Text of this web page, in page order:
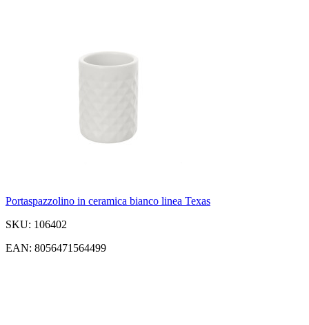
Portaspazzolino in ceramica bianco linea Texas
SKU: 106402
EAN: 8056471564499